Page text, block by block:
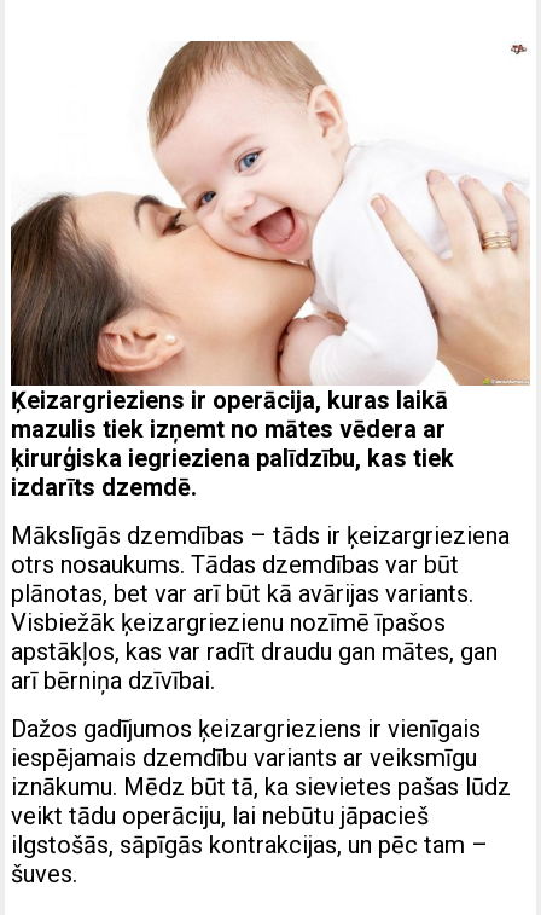
Ķeizargrieziens ir operācija, kuras laikā
mazulis tiek izņemt no mātes vēdera ar
ķirurģiska iegrieziena palīdzību, kas tiek
izdarīts dzemdē.
Mākslīgās dzemdības – tāds ir ķeizargrieziena
otrs nosaukums. Tādas dzemdības var būt
plānotas, bet var arī būt kā avārijas variants.
Visbiežāk ķeizargriezienu nozīmē īpašos
apstākļos, kas var radīt draudu gan mātes, gan
arī bērniņa dzīvībai.
Dažos gadījumos ķeizargrieziens ir vienīgais
iespējamais dzemdību variants ar veiksmīgu
iznākumu. Mēdz būt tā, ka sievietes pašas lūdz
veikt tādu operāciju, lai nebūtu jāpacieš
ilgstošās, sāpīgās kontrakcijas, un pēc tam –
šuves.